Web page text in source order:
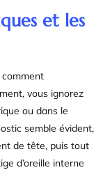
et les
vous ignorez
ou dans le
semble évident,
de tête, puis tout
d’oreille interne